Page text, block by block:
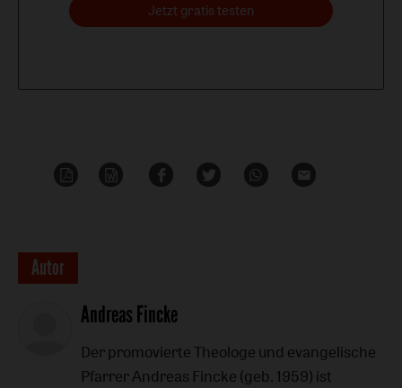
Jetzt gratis testen
Überschrift
Artikel-
Autor
Andreas Fincke
Der promovierte Theologe und evangelische
Pfarrer Andreas Fincke (geb. 1959) ist